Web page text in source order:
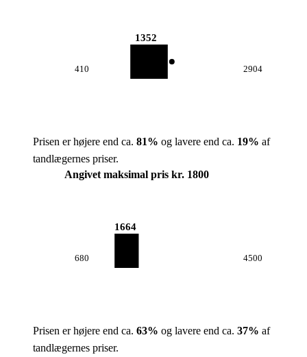
410
1352
2904
Prisen er højere end ca. 81% og lavere end ca. 19% af
tandlægernes priser.
Angivet maksimal pris kr. 1800
680
1664
4500
Prisen er højere end ca. 63% og lavere end ca. 37% af
tandlægernes priser.